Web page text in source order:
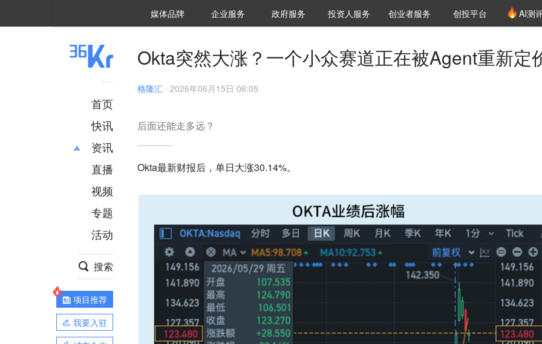
媒体品牌 36Kr研究院
企业服务 城市之窗
政府服务 VClub投资机构库
投资机构职位推介
投资人服务 创投氪堂
创业者服务 创投平台 AI测
首页
快讯
资讯
推荐
财经
项目推荐
安徽
直播
视频
专题
活动
搜索
项目推荐
我要入驻
Okta突然大涨？一个小众赛道正在被Agent重新定
格隆汇 · 2026年06月15日 06:05
后面还能走多远？
Okta最新财报后，单日大涨30.14%。